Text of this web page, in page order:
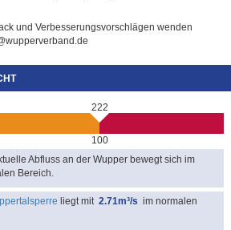
und Verbesserungsvorschlägen wenden
222
100
Abfluss an der Wupper bewegt sich im
Bereich.
liegt mit 2.71m³/s im normalen